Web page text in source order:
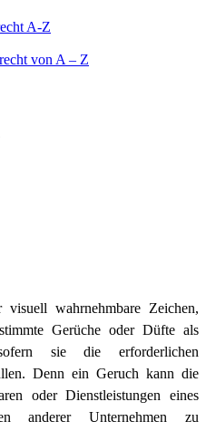
A-Z
von A – Z
wahrnehmbare Zeichen,
Gerüche oder Düfte als
sie die erforderlichen
Denn ein Geruch kann die
oder Dienstleistungen eines
anderer Unternehmen zu